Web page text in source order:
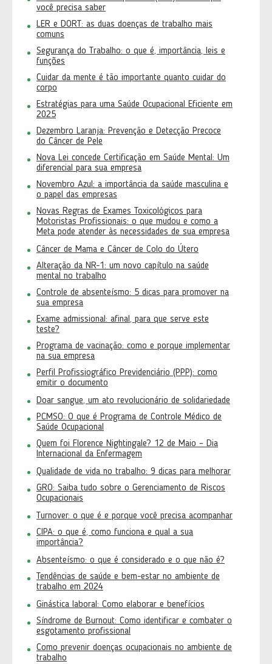
você precisa saber
LER e DORT: as duas doenças de trabalho mais
comuns
Segurança do Trabalho: o que é, importância, leis e
funções
Cuidar da mente é tão importante quanto cuidar do
corpo
Estratégias para uma Saúde Ocupacional Eficiente em
2025
Dezembro Laranja: Prevenção e Detecção Precoce
do Câncer de Pele
Nova Lei concede Certificação em Saúde Mental: Um
diferencial para sua empresa
Novembro Azul: a importância da saúde masculina e
o papel das empresas
Novas Regras de Exames Toxicológicos para
Motoristas Profissionais: o que mudou e como a
Meta pode atender às necessidades de sua empresa
Câncer de Mama e Câncer de Colo do Útero
Alteração da NR-1: um novo capítulo na saúde
mental no trabalho
Controle de absenteísmo: 5 dicas para promover na
sua empresa
Exame admissional: afinal, para que serve este
teste?
Programa de vacinação: como e porque implementar
na sua empresa
Perfil Profissiográfico Previdenciário (PPP): como
emitir o documento
Doar sangue, um ato revolucionário de solidariedade
PCMSO: O que é Programa de Controle Médico de
Saúde Ocupacional
Quem foi Florence Nightingale? 12 de Maio – Dia
Internacional da Enfermagem
Qualidade de vida no trabalho: 9 dicas para melhorar
GRO: Saiba tudo sobre o Gerenciamento de Riscos
Ocupacionais
Turnover: o que é e porque você precisa acompanhar
CIPA: o que é, como funciona e qual a sua
importância?
Absenteísmo: o que é considerado e o que não é?
Tendências de saúde e bem-estar no ambiente de
trabalho em 2024
Ginástica laboral: Como elaborar e benefícios
Síndrome de Burnout: Como identificar e combater o
esgotamento profissional
Como prevenir doenças ocupacionais no ambiente de
trabalho